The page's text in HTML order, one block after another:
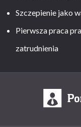
Szczepienie jako
Pierwsza praca
zatrudnienia